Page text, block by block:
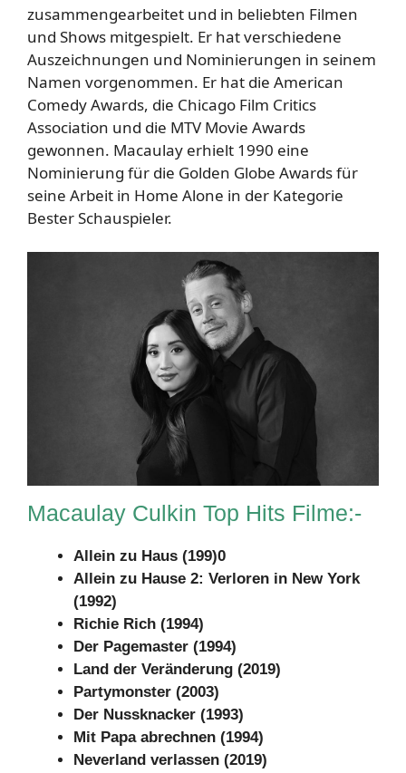
zusammengearbeitet und in beliebten Filmen
und Shows mitgespielt. Er hat verschiedene
Auszeichnungen und Nominierungen in seinem
Namen vorgenommen. Er hat die American
Comedy Awards, die Chicago Film Critics
Association und die MTV Movie Awards
gewonnen. Macaulay erhielt 1990 eine
Nominierung für die Golden Globe Awards für
seine Arbeit in Home Alone in der Kategorie
Bester Schauspieler.
Macaulay Culkin Top Hits Filme:-
Allein zu Haus (199)0
Allein zu Hause 2: Verloren in New York
(1992)
Richie Rich (1994)
Der Pagemaster (1994)
Land der Veränderung (2019)
Partymonster (2003)
Der Nussknacker (1993)
Mit Papa abrechnen (1994)
Neverland verlassen (2019)